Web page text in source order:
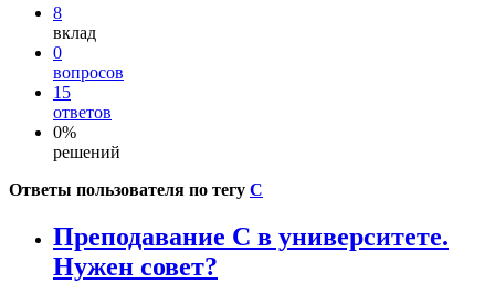
8
вклад
0
вопросов
15
ответов
0%
решений
Ответы пользователя по тегу C
Преподавание С в университете.
Нужен совет?